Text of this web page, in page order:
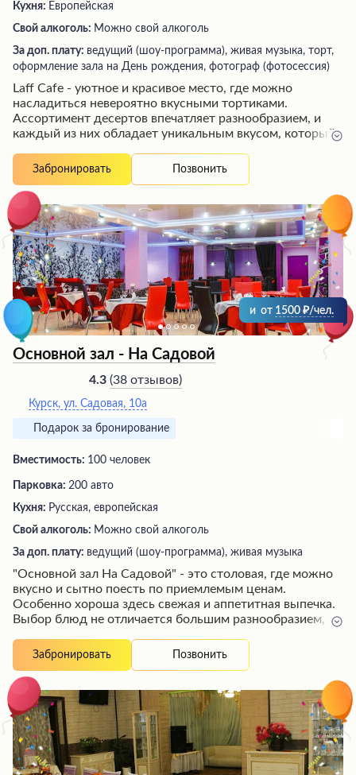
Кухня: Европейская
Свой алкоголь: Можно свой алкоголь
За доп. плату: ведущий (шоу-программа), живая музыка, торт,
оформление зала на День рождения, фотограф (фотосессия)
Laff Cafe - уютное и красивое место, где можно
насладиться невероятно вкусными тортиками.
Ассортимент десертов впечатляет разнообразием, и
каждый из них обладает уникальным вкусом, который
отмечают приятную атмосферу заведения и доступные
цены. Это место идеально подходит для приятных
встреч с друзьями или семьей, где можно отдохнуть и
побаловать себя изысканными сладостями. Многие
гости выражают желание вернуться сюда еще раз,
чтобы продолжить знакомство с ассортиментом
тортов и насладиться уютом кафе.
Забронировать Позвонить
и от 1500 /чел.
Основной зал - На Садовой
4.3 (38 отзывов)
Курск, ул. Садовая, 10а
Подарок за бронирование
Вместимость: 100 человек
Парковка: 200 авто
Кухня: Русская, европейская
Свой алкоголь: Можно свой алкоголь
За доп. плату: ведущий (шоу-программа), живая музыка
"Основной зал На Садовой" - это столовая, где можно
вкусно и сытно поесть по приемлемым ценам.
Особенно хороша здесь свежая и аппетитная выпечка.
Выбор блюд не отличается большим разнообразием,
супов. Цены на супы начинаются от 77 рублей, а
мясные и рыбные блюда продаются на вес по цене от
120 рублей за 100 граммов. Однако некоторые
посетители жалуются на изжогу после еды, даже
после простого борща, что заставило их отказаться от
посещения этого заведения.
Забронировать Позвонить